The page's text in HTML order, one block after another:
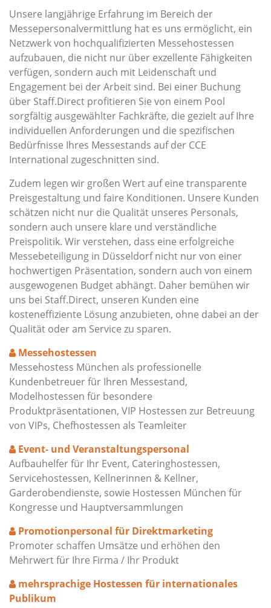
Unsere langjährige Erfahrung im Bereich der
Messepersonalvermittlung hat es uns ermöglicht, ein
Netzwerk von hochqualifizierten Messehostessen
aufzubauen, die nicht nur über exzellente Fähigkeiten
verfügen, sondern auch mit Leidenschaft und
Engagement bei der Arbeit sind. Bei einer Buchung
über Staff.Direct profitieren Sie von einem Pool
sorgfältig ausgewählter Fachkräfte, die gezielt auf Ihre
individuellen Anforderungen und die spezifischen
Bedürfnisse Ihres Messestands auf der CCE
International zugeschnitten sind.
Zudem legen wir großen Wert auf eine transparente
Preisgestaltung und faire Konditionen. Unsere Kunden
schätzen nicht nur die Qualität unseres Personals,
sondern auch unsere klare und verständliche
Preispolitik. Wir verstehen, dass eine erfolgreiche
Messebeteiligung in Düsseldorf nicht nur von einer
hochwertigen Präsentation, sondern auch von einem
ausgewogenen Budget abhängt. Daher bemühen wir
uns bei Staff.Direct, unseren Kunden eine
kosteneffiziente Lösung anzubieten, ohne dabei an der
Qualität oder am Service zu sparen.
Messehostessen
Messehostess München als professionelle
Kundenbetreuer für Ihren Messestand,
Modelhostessen für besondere
Produktpräsentationen, VIP Hostessen zur Betreuung
von VIPs, Chefhostessen als Teamleiter
Event- und Veranstaltungspersonal
Aufbauhelfer für Ihr Event, Cateringhostessen,
Servicehostessen, Kellnerinnen & Kellner,
Garderobendienste, sowie Hostessen München für
Kongresse und Hauptversammlungen
Promotionpersonal für Direktmarketing
Promoter schaffen Umsätze und erhöhen den
Mehrwert für Ihre Firma / Ihr Produkt
mehrsprachige Hostessen für internationales
Publikum